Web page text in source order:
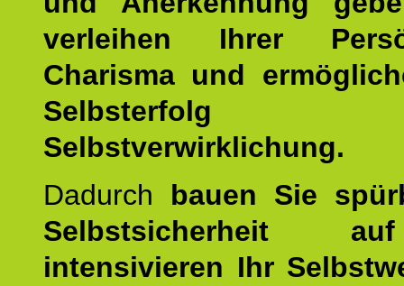
verleihen Ihrer
Charisma und
Selbstverwirklichung.
Dadurch bauen Sie
Selbstsicherheit
intensivieren Ihr